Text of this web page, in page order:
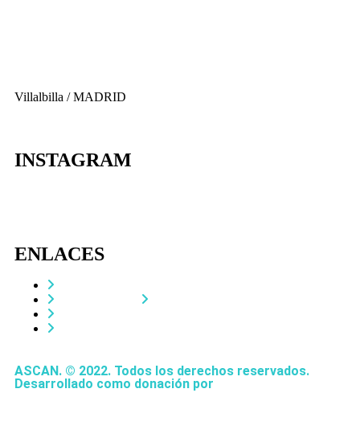
Villalbilla / MADRID
INSTAGRAM
ENLACES
ASCAN. © 2022. Todos los derechos reservados.
Desarrollado como donación por